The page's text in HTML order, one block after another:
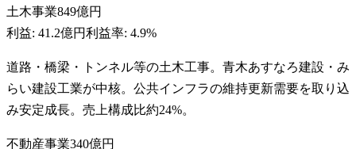
土木事業849億円
利益: 41.2億円利益率: 4.9%
道路・橋梁・トンネル等の土木工事。青木あすなろ建設・み
らい建設工業が中核。公共インフラの維持更新需要を取り込
み安定成長。売上構成比約24%。
不動産事業340億円